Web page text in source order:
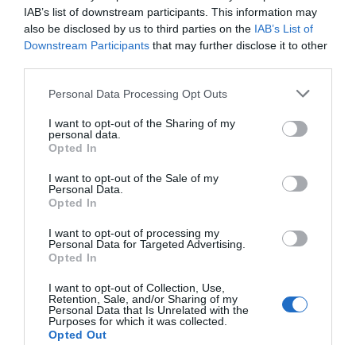
IAB’s list of downstream participants. This information may
also be disclosed by us to third parties on the IAB’s List of
Downstream Participants that may further disclose it to other
Personal Data Processing Opt Outs
I want to opt-out of the Sharing of my
personal data.
Opted In
I want to opt-out of the Sale of my
Personal Data.
Opted In
I want to opt-out of processing my
Personal Data for Targeted Advertising.
Opted In
I want to opt-out of Collection, Use,
Retention, Sale, and/or Sharing of my
Personal Data that Is Unrelated with the
Purposes for which it was collected.
Opted Out
adaptando.
AñadirVIA Empresacomo fuente preferida
Mantente informado con las últimas noticias de
ACTIVAR AHORA
RELACIONADAS